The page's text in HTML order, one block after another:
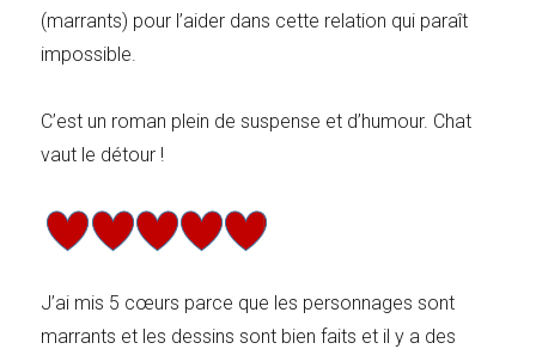
(marrants) pour l’aider dans cette relation qui paraît
impossible.
C’est un roman plein de suspense et d’humour. Chat
vaut le détour !
J’ai mis 5 cœurs parce que les personnages sont
marrants et les dessins sont bien faits et il y a des